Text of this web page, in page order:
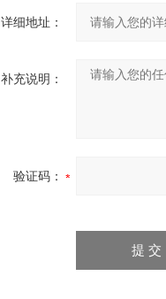
详细地址：
补充说明：
验证码：